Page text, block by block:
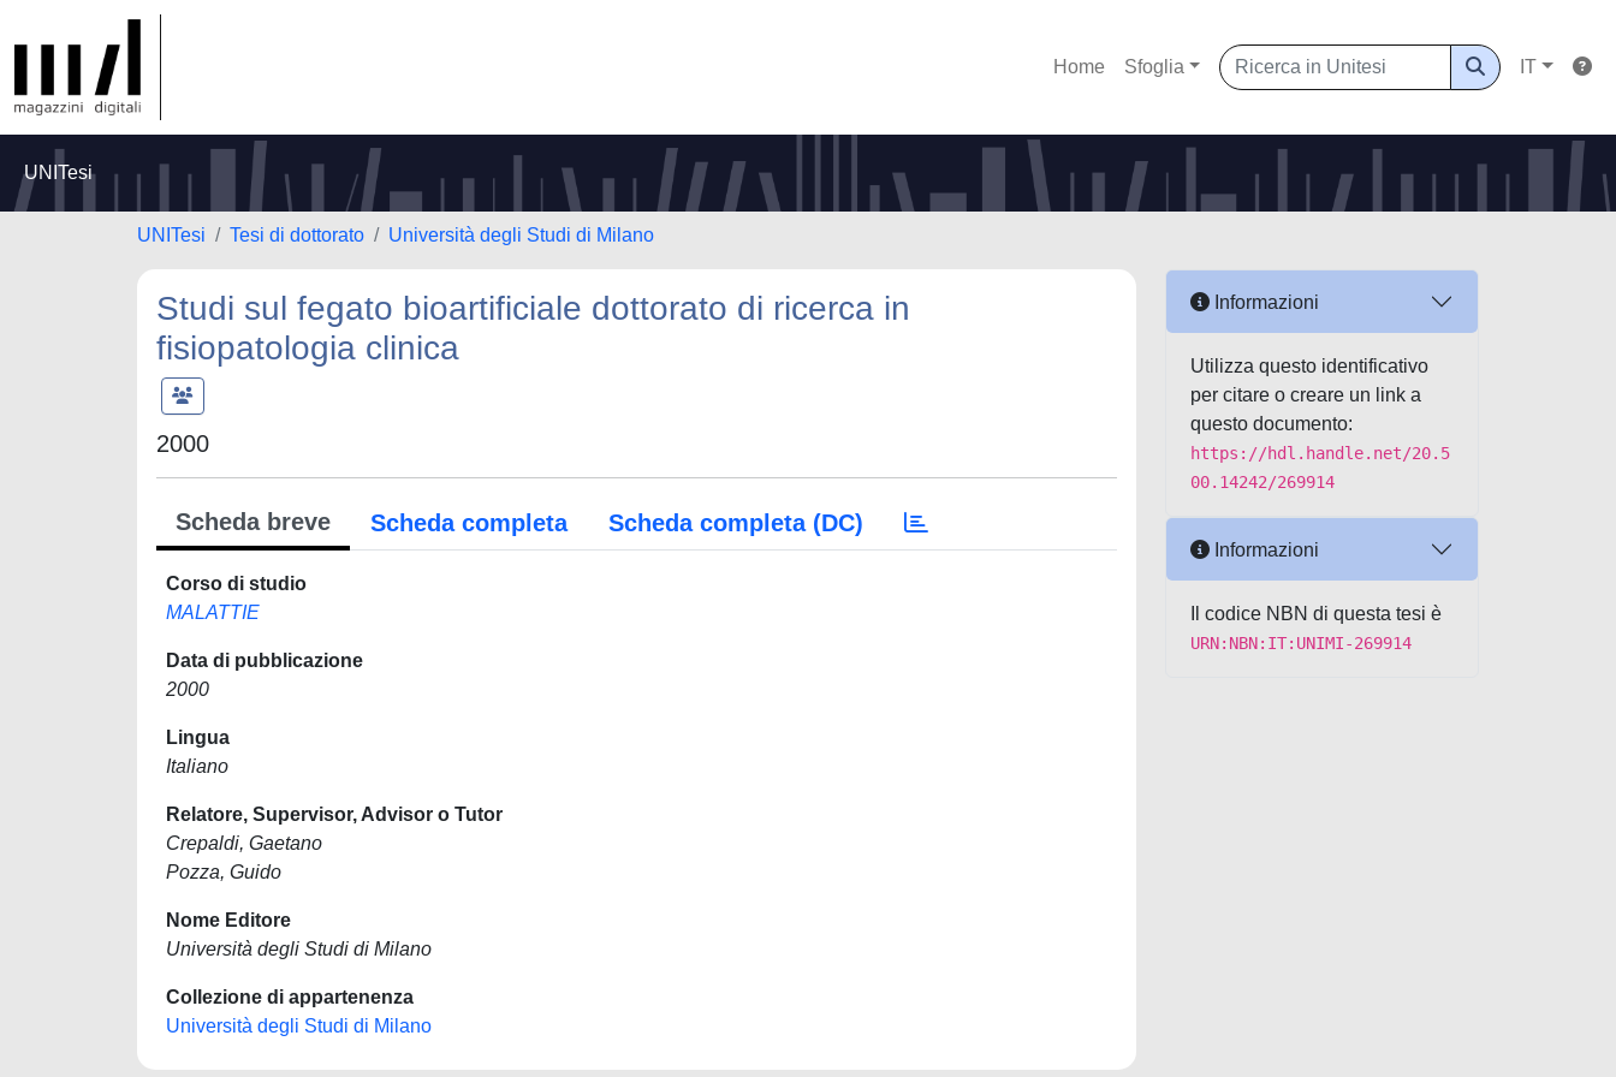
Home Sfoglia IT
UNITesi
UNITesi Tesi di dottorato Università degli Studi di Milano
Studi sul fegato bioartificiale dottorato di ricerca in
fisiopatologia clinica
2000
Scheda breve Scheda completa Scheda completa (DC)
Corso di studio
MALATTIE
Data di pubblicazione
2000
Lingua
Italiano
Relatore, Supervisor, Advisor o Tutor
Crepaldi, Gaetano
Pozza, Guido
Nome Editore
Università degli Studi di Milano
Collezione di appartenenza
Università degli Studi di Milano
Informazioni
Utilizza questo identificativo
per citare o creare un link a
questo documento:
https://hdl.handle.net/20.5
00.14242/269914
Informazioni
Il codice NBN di questa tesi è
URN:NBN:IT:UNIMI-269914